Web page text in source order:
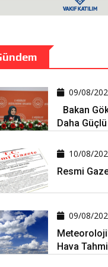
09/08/
Bakan
Daha
10/08/
Resmi
09/08/
Hava